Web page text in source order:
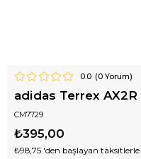
0.0 (0Yorum)
adidas Terrex
CM7729
₺395,00
₺98,75 'den başlayan taksitlerle